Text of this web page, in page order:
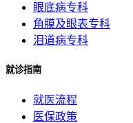
眼底病专科
角膜及眼表专科
泪道病专科
就诊指南
就医流程
医保政策